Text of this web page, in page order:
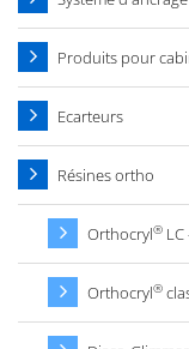
Produits pour
Ecarteurs
Résines ortho
Orthocryl®
Orthocryl®